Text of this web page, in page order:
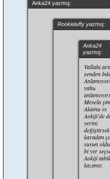
Anka24 yazmış:
Rookieluffy yazmış:
Anka24
yazmış:
Vallahi
senden
yahu
Mesela
Akainu vs
Aokiji'de
yerini
karadan
suyun
bi yer
Aokiji
kazanır.